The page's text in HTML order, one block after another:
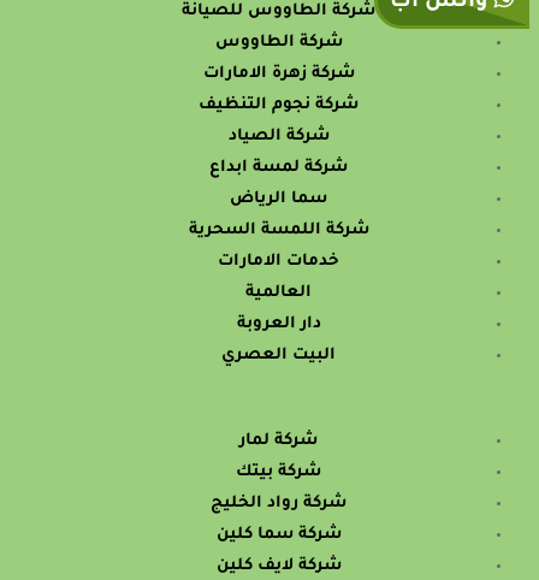
شركة الطاووس للصيانة
شركة الطاووس
شركة زهرة الامارات
شركة نجوم التنظيف
شركة الصياد
شركة لمسة ابداع
سما الرياض
شركة اللمسة السحرية
خدمات الامارات
العالمية
دار العروبة
البيت العصري
شركة لمار
شركة بيتك
شركة رواد الخليج
شركة سما كلين
شركة لايف كلين